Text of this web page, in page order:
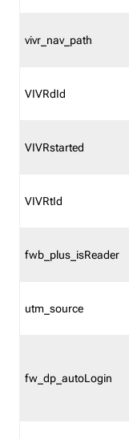
vivr_nav_path
VIVRdId
VIVRstarted
VIVRtId
fwb_plus_isReader
utm_source
fw_dp_autoLogin